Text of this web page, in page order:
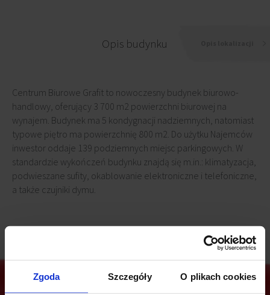
Zgoda Szczegóły O plikach cookies
Opis budynku
Centrum Biurowe Grafit to nowoczesny budynek biurowo-
handlowy, oferujący 3 700 m2 powierzchni biurowej na
wynajem. Budynek ma 5 kondygnacji nadziemnych, natomiast
typowe piętro ma powierzchnię 800 m2. Do użytku Najemców
inwestor oddaje 139 podziemnych miejsc parkingowych. W
standardzie wykończeń budynku znajdą się m.in.: klimatyzacja,
podwieszane sufity, okablowanie elektroniczne i telefoniczne,
a także czujniki dymu.